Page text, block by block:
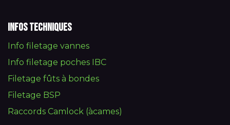
Infos techniques
Info filetage vannes
Info filetage poches IBC
Filetage fûts à bondes
Filetage BSP
Raccords Camlock (àcames)